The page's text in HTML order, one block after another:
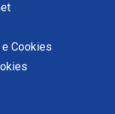
Cookies